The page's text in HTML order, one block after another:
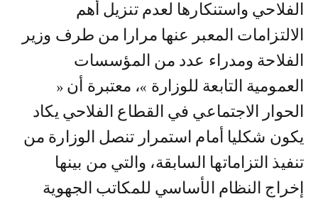
الفلاحي واستنكارها لعدم تنزيل أهم
الالتزامات المعبر عنها مرارا من طرف وزير
الفلاحة ومدراء عدد من المؤسسات
العمومية التابعة للوزارة »، معتبرة أن «
الحوار الاجتماعي في القطاع الفلاحي يكاد
يكون شكليا أمام استمرار تنصل الوزارة من
تنفيذ التزاماتها السابقة، والتي من بينها
إخراج النظام الأساسي للمكاتب الجهوية